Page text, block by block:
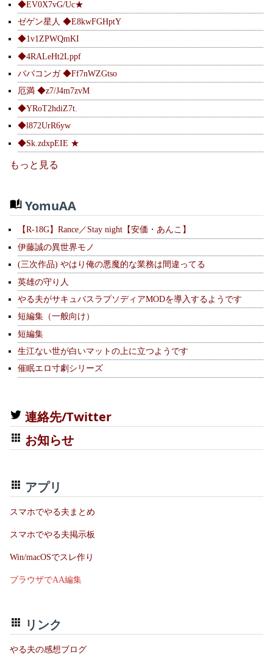
◆EV0X7vG/Uc★
ゼゲン星人 ◆E8kwFGHptY
◆1v1ZPWQmKI
◆4RALeHt2Lppf
ババコンガ ◆Ff7nWZGtso
厄満 ◆z7/J4m7zvM
◆YRoT2hdiZ7t.
◆l872UrR6yw
◆Sk.zdxpEIE ★
もっと見る
YomuAA
【R-18G】Rance／Stay night【安価・あんこ】
伊藤誠の異世界モノ
(三次作品) やはり俺の悪魔的な業務は間違ってる
英雄の守り人
やる夫がサキュバスラプソディアMODを導入するようです
短編集（一般向け）
短編集
生江ない世が白いマットの上に立つようです
催眠エロ寸劇シリーズ
連絡先/Twitter
お知らせ
アプリ
スマホでやる夫まとめ
スマホでやる夫掲示板
Win/macOSでスレ作り
ブラウザでAA編集
リンク
やる夫の感想ブログ